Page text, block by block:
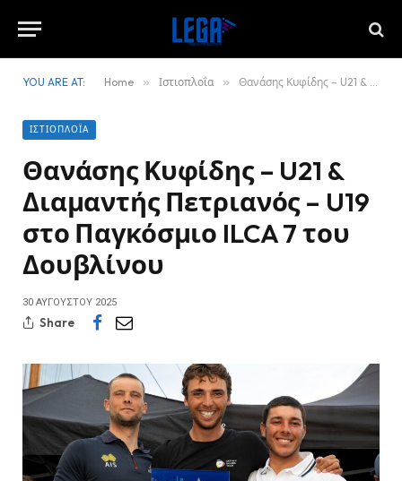
YOU ARE AT: Home » Ιστιοπλοΐα » Θανάσης Κυφίδης – U21 & Διαμαντής Πετριανός – U19 στο Παγκόσμιο ILCA 7 του Δουβλίνου
ΙΣΤΙΟΠΛΟΪ́Α
Θανάσης Κυφίδης – U21 &
Διαμαντής Πετριανός – U19
στο Παγκόσμιο ILCA 7 του
Δουβλίνου
30 ΑΥΓΟΎΣΤΟΥ 2025
Share